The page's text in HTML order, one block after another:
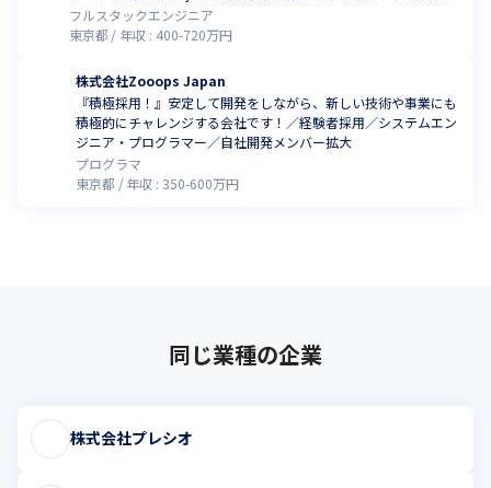
関わるチャンス
フルスタックエンジニア
東京都
年収 : 400-720万円
株式会社Zooops Japan
『積極採用！』安定して開発をしながら、新しい技術や事業にも
積極的にチャレンジする会社です！／経験者採用／システムエン
ジニア・プログラマー／自社開発メンバー拡大
プログラマ
東京都
年収 : 350-600万円
同じ業種の企業
株式会社プレシオ